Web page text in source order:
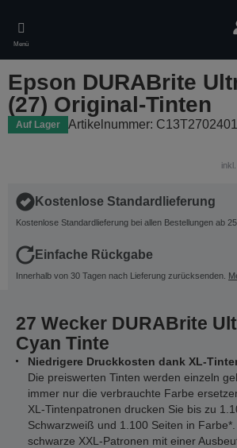
main
content
Menü
Epson DURABrite
(27) Original-Tinten
Auf Lager Artikelnummer:
Kostenlose Standardlieferung
Kostenlose Standardlieferung bei allen Bestellungen ab
Einfache Rückgabe
Innerhalb von 30 Tagen nach Lieferung zurücksenden.
27 Wecker DURABrite
Cyan Tinte
Niedrigere Druckkosten dank XL-
Die preiswerten Tinten werden einzeln
immer nur die verbrauchte Farbe
XL-Tintenpatronen drucken Sie bis zu
Schwarzweiß und 1.100 Seiten in
schwarze XXL-Patronen mit einer